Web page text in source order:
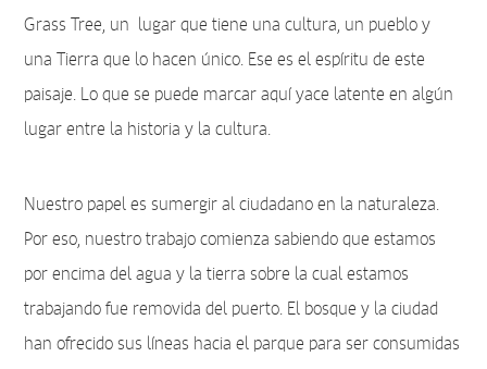
Grass Tree, un lugar que tiene una cultura, un pueblo y
una Tierra que lo hacen único. Ese es el espíritu de este
paisaje. Lo que se puede marcar aquí yace latente en algún
lugar entre la historia y la cultura.
Nuestro papel es sumergir al ciudadano en la naturaleza.
Por eso, nuestro trabajo comienza sabiendo que estamos
por encima del agua y la tierra sobre la cual estamos
trabajando fue removida del puerto. El bosque y la ciudad
han ofrecido sus líneas hacia el parque para ser consumidas